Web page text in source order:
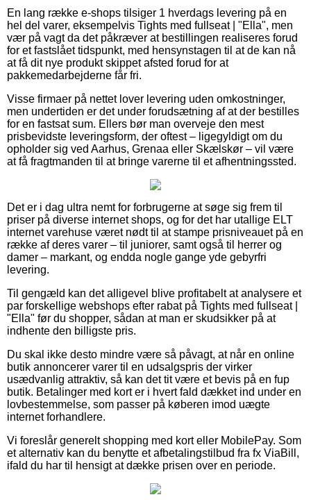
En lang række e-shops tilsiger 1 hverdags levering på en
hel del varer, eksempelvis Tights med fullseat | "Ella", men
vær på vagt da det påkræver at bestillingen realiseres forud
for et fastslået tidspunkt, med hensynstagen til at de kan nå
at få dit nye produkt skippet afsted forud for at
pakkemedarbejderne får fri.
Visse firmaer på nettet lover levering uden omkostninger,
men undertiden er det under forudsætning af at der bestilles
for en fastsat sum. Ellers bør man overveje den mest
prisbevidste leveringsform, der oftest – ligegyldigt om du
opholder sig ved Aarhus, Grenaa eller Skælskør – vil være
at få fragtmanden til at bringe varerne til et afhentningssted.
Det er i dag ultra nemt for forbrugerne at søge sig frem til
priser på diverse internet shops, og for det har utallige ELT
internet varehuse været nødt til at stampe prisniveauet på en
række af deres varer – til juniorer, samt også til herrer og
damer – markant, og endda nogle gange yde gebyrfri
levering.
Til gengæld kan det alligevel blive profitabelt at analysere et
par forskellige webshops efter rabat på Tights med fullseat |
"Ella" før du shopper, sådan at man er skudsikker på at
indhente den billigste pris.
Du skal ikke desto mindre være så påvagt, at når en online
butik annoncerer varer til en udsalgspris der virker
usædvanlig attraktiv, så kan det tit være et bevis på en fup
butik. Betalinger med kort er i hvert fald dækket ind under en
lovbestemmelse, som passer på køberen imod uægte
internet forhandlere.
Vi foreslår generelt shopping med kort eller MobilePay. Som
et alternativ kan du benytte et afbetalingstilbud fra fx ViaBill,
ifald du har til hensigt at dække prisen over en periode.